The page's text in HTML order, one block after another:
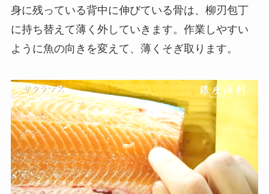
身に残っている背中に伸びている骨は、柳刃包丁
に持ち替えて薄く外していきます。作業しやすい
ように魚の向きを変えて、薄くそぎ取ります。